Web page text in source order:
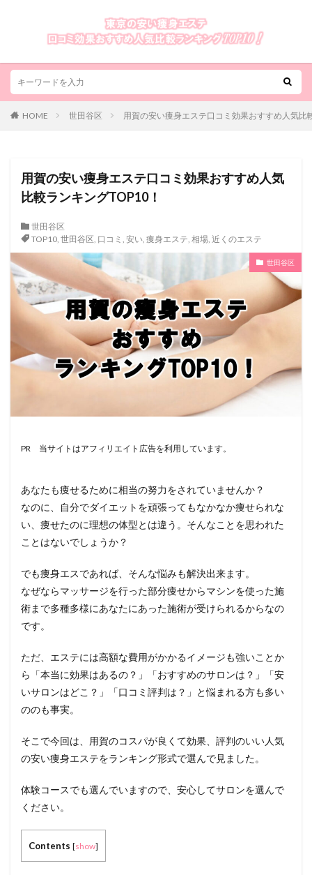
HOME 世田谷区 用賀の安い痩身エステ口コミ効果おすすめ人気比
用賀の安い痩身エステ口コミ効果おすすめ人気
比較ランキングTOP10！
世田谷区
TOP10, 世田谷区, 口コミ , 安い, 痩身エステ, 相場, 近くのエステ
世田谷区
PR 当サイトはアフィリエイト広告を利用しています。
あなたも痩せるために相当の努力をされていませんか？
なのに、自分でダイエットを頑張ってもなかなか痩せられな
い、痩せたのに理想の体型とは違う。そんなことを思われた
ことはないでしょうか？
でも痩身エスであれば、そんな悩みも解決出来ます。
なぜならマッサージを行った部分痩せからマシンを使った施
術まで多種多様にあなたにあった施術が受けられるからなの
です。
ただ、エステには高額な費用がかかるイメージも強いことか
ら「本当に効果はあるの？」「おすすめのサロンは？」「安
いサロンはどこ？」「口コミ評判は？」と悩まれる方も多い
ののも事実。
そこで今回は、用賀のコスパが良くて効果、評判のいい人気
の安い痩身エステをランキング形式で選んで見ました。
体験コースでも選んでいますので、安心してサロンを選んで
ください。
Contents [show]